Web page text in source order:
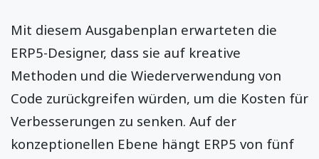
Mit diesem Ausgabenplan erwarteten die
ERP5-Designer, dass sie auf kreative
Methoden und die Wiederverwendung von
Code zurückgreifen würden, um die Kosten für
Verbesserungen zu senken. Auf der
konzeptionellen Ebene hängt ERP5 von fünf